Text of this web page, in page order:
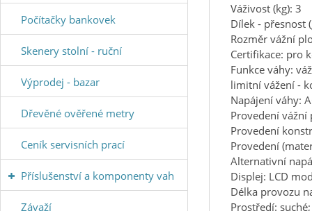
Váživost (kg): 3
Dílek - přesnost
Rozměr vážní
Certifikace: pro
Funkce váhy:
limitní vážení -
Napájení váhy:
Provedení vážní
Provedení
Provedení
Alternativní
Displej: LCD
Délka provozu
Prostředí:
Počítačky bankovek
Skenery stolní - ruční
Výprodej - bazar
Dřevěné ověřené metry
Ceník servisních prací
Příslušenství a komponenty vah
Závaží